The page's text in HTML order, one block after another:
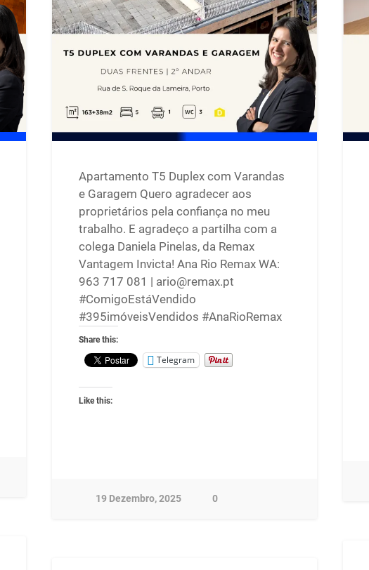
Apartamento T5 Duplex com Varandas
e Garagem Quero agradecer aos
proprietários pela confiança no meu
trabalho. E agradeço a partilha com a
colega Daniela Pinelas, da Remax
Vantagem Invicta! Ana Rio Remax WA:
963 717 081 | ario@remax.pt
#ComigoEstáVendido
#395imóveisVendidos #AnaRioRemax
Share this:
Telegram
Like this:
19 Dezembro, 2025 0